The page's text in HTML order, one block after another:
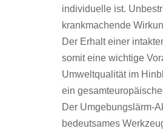
individuelle ist.
krankmachende
Der Erhalt einer
somit eine wichtige
Umweltqualität im
ein
Der Umgebungslärm-
bedeutsames